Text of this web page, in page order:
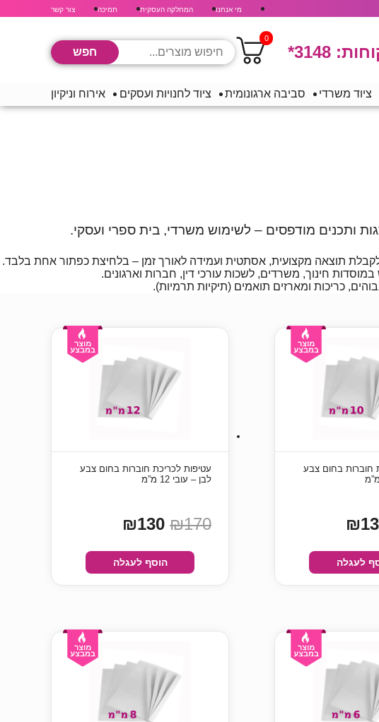
מי אנחנו המחלקה העסקית תמיכה צור קשר
*3148
0
ציוד משרדי סביבה ארגונומית ציוד לחנויות ועסקים אירוח וניקיון
ותכנים מודפסים – לשימוש משרדי, בית ספרי ועסקי.
חינוך, משרדים, לשכות עורכי דין, חברות וארגונים.
כריכות ומארזים תואמים (תיקיות תרמיות).
חוברות בחום צבע
לעגלה
עטיפות לכריכת חוברות בחום צבע
לבן – עובי 12 מ”מ
₪170
הוסף לעגלה